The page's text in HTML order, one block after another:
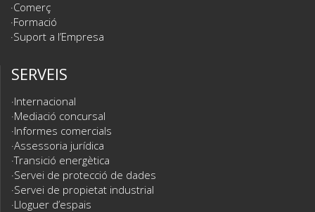
Comerç
Formació
Suport a l’Empresa
SERVEIS
Internacional
Mediació concursal
Informes comercials
Assessoria jurídica
Transició energètica
Servei de protecció de dades
Servei de propietat industrial
Lloguer d’espais